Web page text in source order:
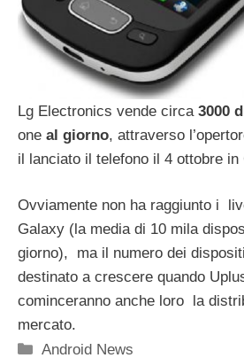
Lg Electronics vende circa 3000
one al giorno, attraverso
il lanciato il telefono il 4 ottobre in
Ovviamente non ha raggiunto i
Galaxy (la media di 10 mila
giorno), ma il numero dei
destinato a crescere quando
cominceranno anche loro la
mercato.
Categorie
Android News